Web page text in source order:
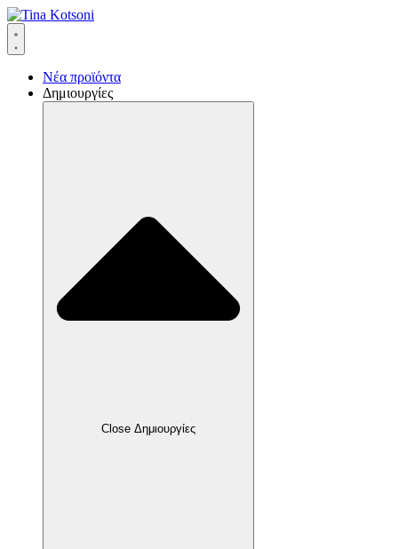
Νέα προϊόντα
Δημιουργίες
Close Δημιουργίες